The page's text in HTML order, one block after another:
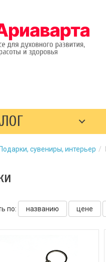
Подарки, сувениры, интерьер
по: названию цене